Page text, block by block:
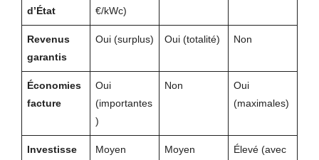
d’État
€/kWc)
Revenus
garantis
Oui (surplus) Oui (totalité) Non
Économies
facture
Oui
(importantes
)
Non
Oui
(maximales)
Investisse
Moyen Moyen
Élevé (avec